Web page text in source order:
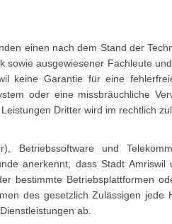
einen nach dem Stand der
sowie ausgewiesener Fachleute
keine Garantie für eine
oder eine missbräuchliche
Dritter wird im rechtlich
Betriebssoftware und
anerkennt, dass Stadt Amriswil
bestimmte Betriebsplattformen
des gesetzlich Zulässigen
ab.